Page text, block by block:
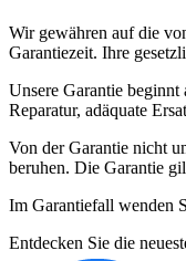
Wir gewähren auf die
Garantiezeit. Ihre
Unsere Garantie
Reparatur, adäquate
Von der Garantie nicht
beruhen. Die Garantie
Im Garantiefall wenden
Entdecken Sie die